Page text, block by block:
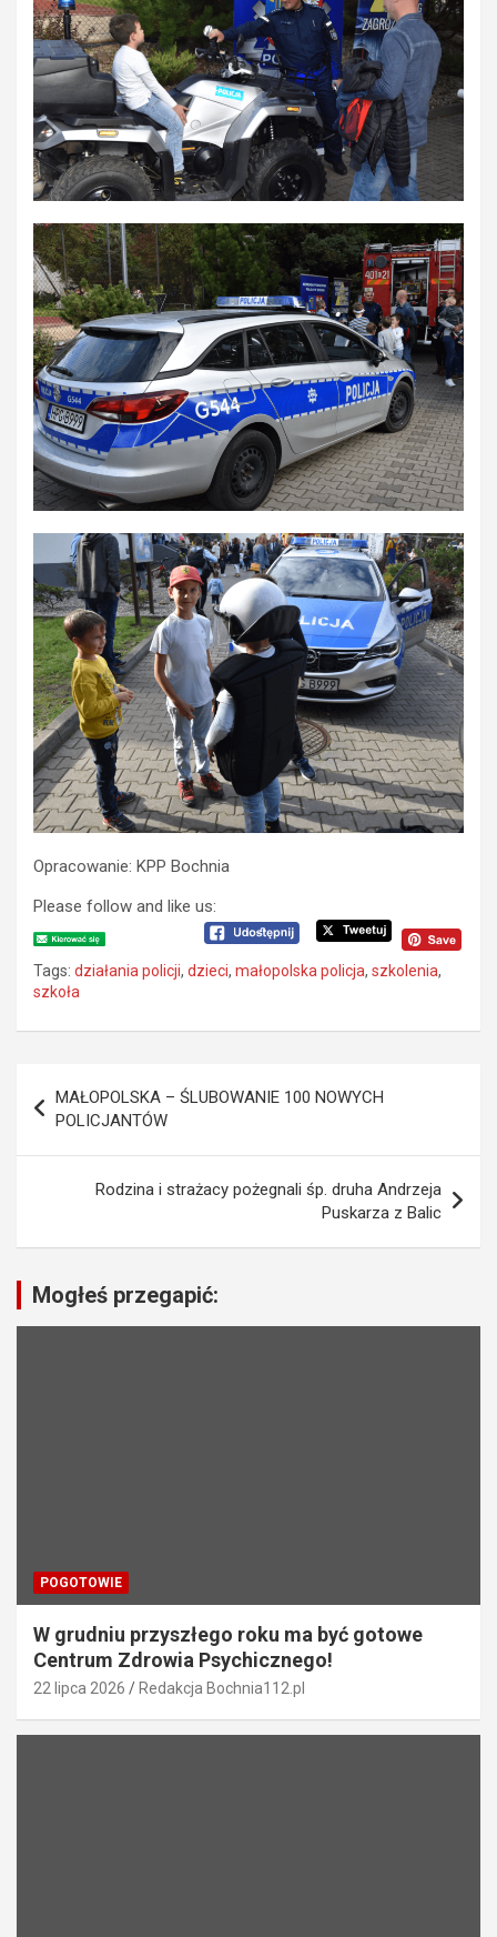
Opracowanie: KPP Bochnia
Please follow and like us:
Tags: działania policji, dzieci, małopolska policja, szkolenia,
szkoła
w
a
j
MAŁOPOLSKA – ŚLUBOWANIE 100 NOWYCH
POLICJANTÓW
Rodzina i strażacy pożegnali śp. druha Andrzeja
Puskarza z Balic
Mogłeś przegapić:
POGOTOWIE
W grudniu przyszłego roku ma być gotowe
Centrum Zdrowia Psychicznego!
22 lipca 2026 Redakcja Bochnia112.pl